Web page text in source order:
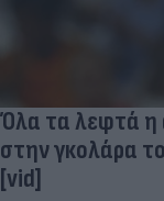
Όλα τα λεφτά η
στην γκολάρα
[vid]